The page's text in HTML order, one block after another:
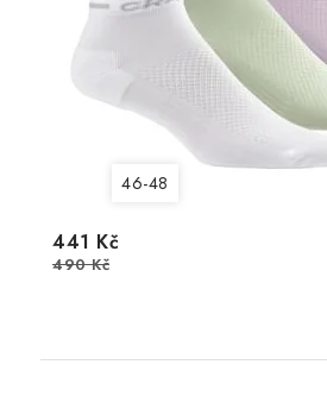
46-48
441 Kč
490 Kč